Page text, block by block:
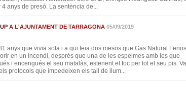
anys de presó. La sentència de...
A L'AJUNTAMENT DE TARRAGONA 05/09/2019
anys que vivia sola i a qui feia dos mesos que Gas Natural
en un incendi, després que una de les espelmes amb les que
i encengués el seu matalàs, estenent el foc per tot el seu pis. Va
protocols que impedeixen els tall de llum...